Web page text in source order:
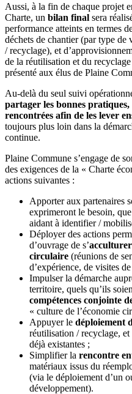
Aussi, à la fin de chaque projet
Charte, un bilan final sera
performance atteints en termes
déchets de chantier (par type
/ recyclage), et
de la réutilisation et du
présenté aux élus de Plaine
Au-delà du seul suivi
partager les bonnes
rencontrées afin de les lever
toujours plus loin dans la
continue.
Plaine Commune s’engage de
des exigences de la « Charte
actions suivantes :
Apporter aux partenaires
exprimeront le besoin,
aidant à identifier /
Déployer des actions
d’ouvrage de s’acculturer
circulaire (réunions de
d’expérience, de visites
Impulser la démarche
territoire, quels qu’ils
compétences conjointe
« culture de l’économie
Appuyer le déploiement
réutilisation / recyclage,
déjà existantes ;
Simplifier la rencontre
matériaux issus du
(via le déploiement d’un
développement).